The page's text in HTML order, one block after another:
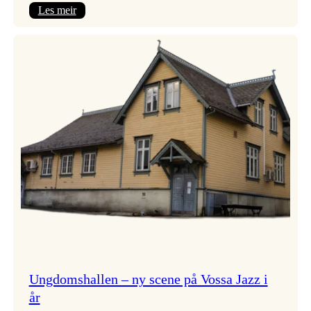
Les meir:
Ungdomshallen – ny scene på Vossa Jazz i
år